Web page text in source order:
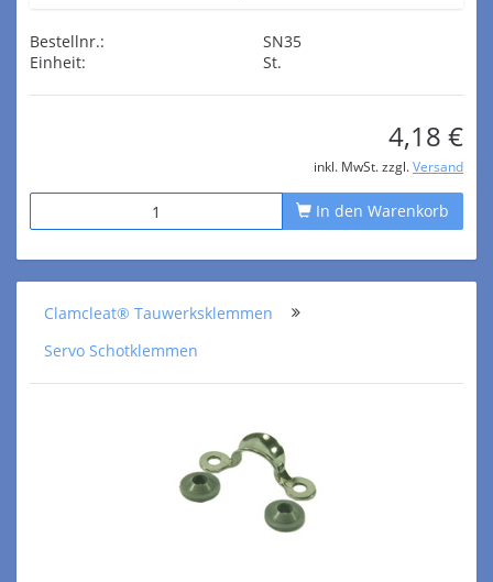
Bestellnr.:
SN35
Einheit:
St.
4,18 €
inkl. MwSt. zzgl. Versand
In den Warenkorb
Clamcleat® Tauwerksklemmen
Servo Schotklemmen